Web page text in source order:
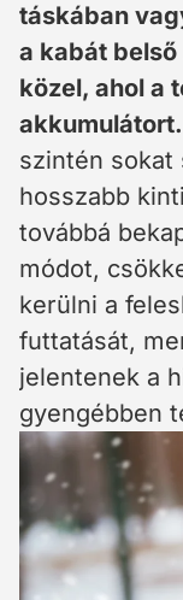
táskában
a kabát
közel, ahol a
akkumulátort.
szintén sokat
hosszabb
továbbá
módot,
kerülni a
futtatását,
jelentenek a
gyengébben